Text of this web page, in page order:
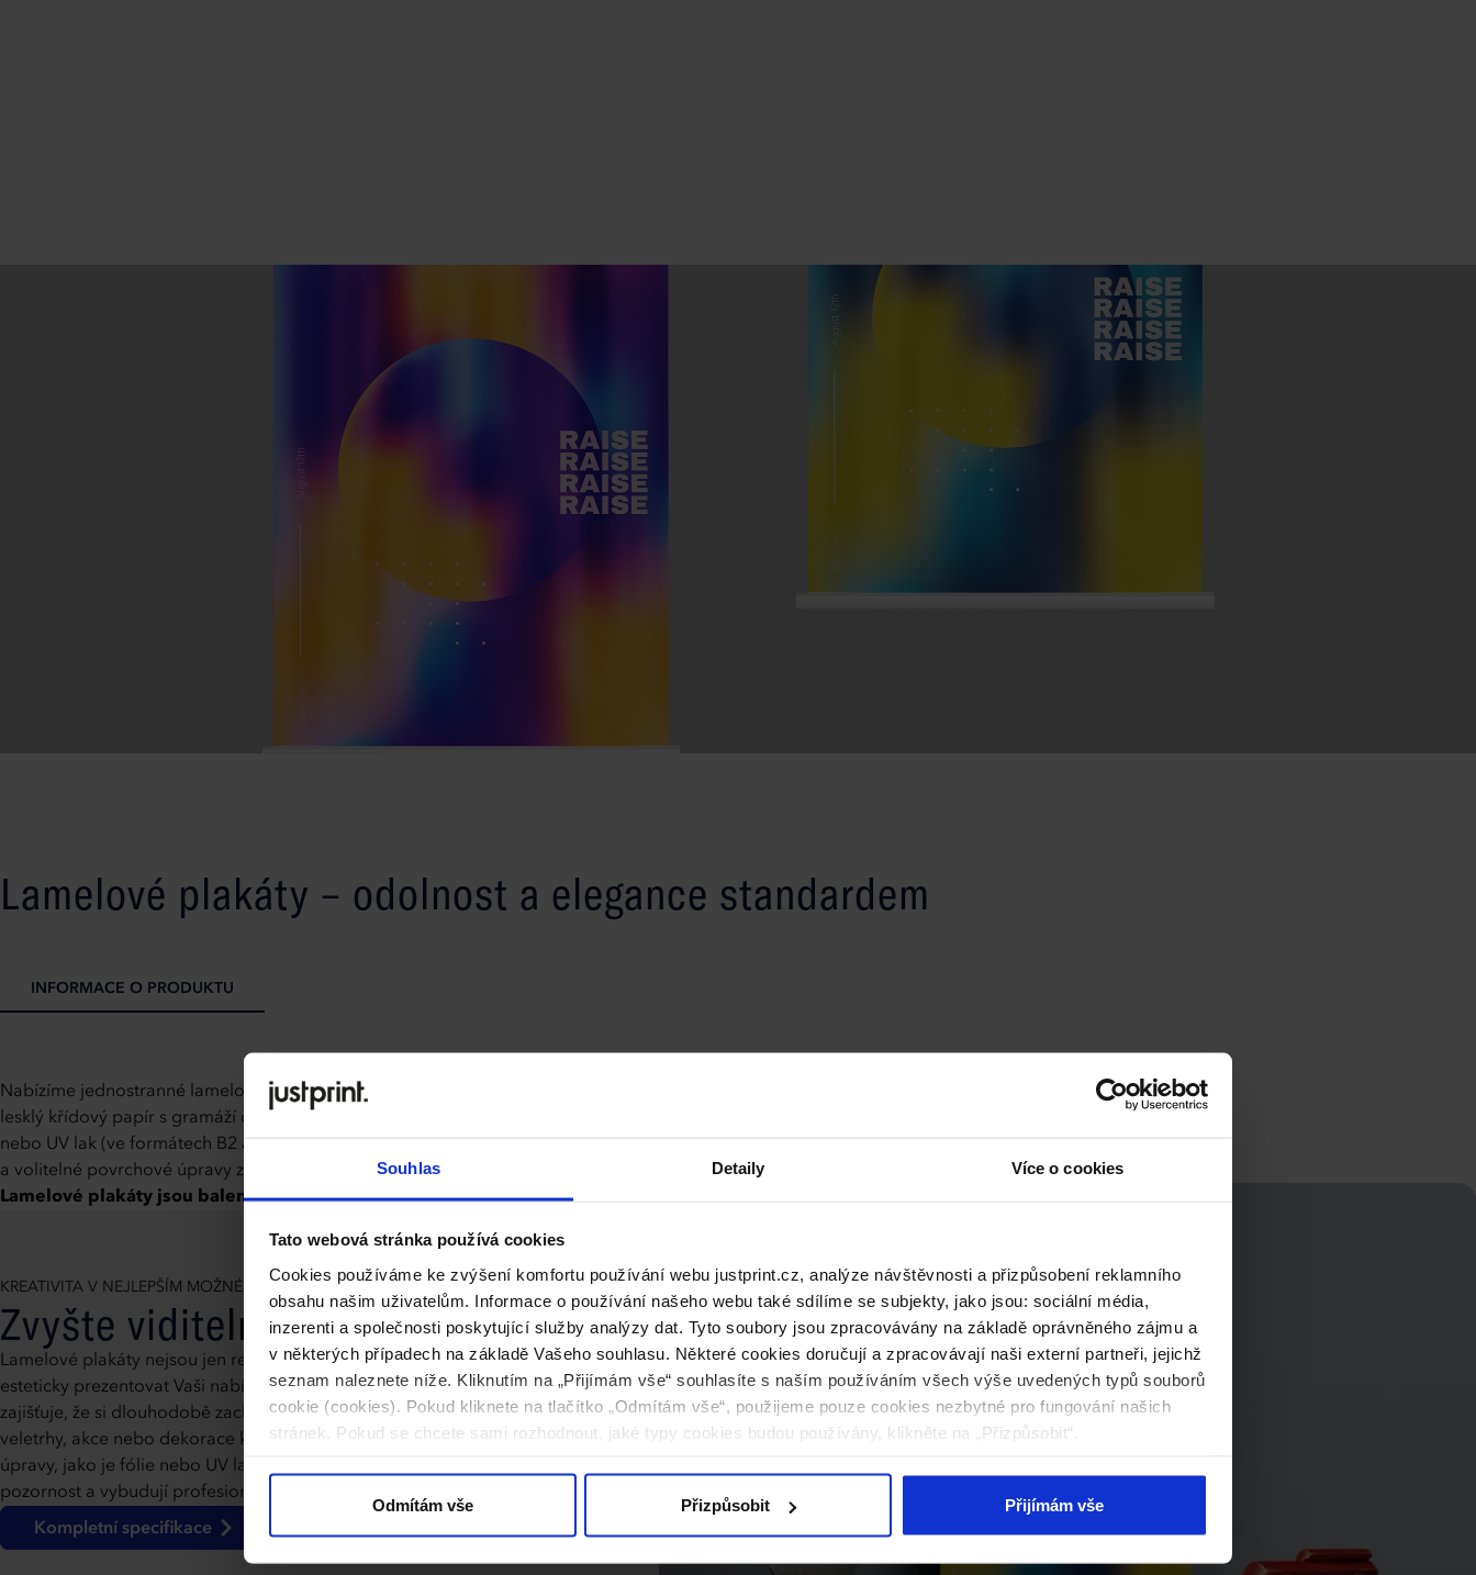
Souhlas Detaily Více o cookies
Tato webová stránka používá cookies
Cookies používáme ke zvýšení komfortu používání webu justprint.cz, analýze návštěvnosti a přizpůsobení reklamního
obsahu našim uživatelům. Informace o používání našeho webu také sdílíme se subjekty, jako jsou: sociální média,
inzerenti a společnosti poskytující služby analýzy dat. Tyto soubory jsou zpracovávány na základě oprávněného zájmu a
v některých případech na základě Vašeho souhlasu. Některé cookies doručují a zpracovávají naši externí partneři, jejichž
seznam naleznete níže. Kliknutím na „Přijímám vše“ souhlasíte s naším používáním všech výše uvedených typů souborů
cookie (cookies). Pokud kliknete na tlačítko „Odmítám vše“, použijeme pouze cookies nezbytné pro fungování našich
stránek. Pokud se chcete sami rozhodnout, jaké typy cookies budou používány, klikněte na „Přizpůsobit“.
Odmítám vše Přizpůsobit Přijímám vše
Lamelové plakáty – odolnost a elegance standardem
INFORMACE O PRODUKTU
Nabízíme jednostranné lamelové plakáty dostupné ve čtyřech formátech: A1, A2, B1 a B2. Tiskneme na matný nebo
lesklý křídový papír s gramáží od 170 do 350 g a pro ještě větší odolnost nabízíme laminaci (matnou nebo lesklou)
nebo UV lak (ve formátech B2 a A2). Každý plakát je zarámován lamelami v bílé, černé nebo stříbrné barvě. Tisk 4/0
a volitelné povrchové úpravy zajišťují, že Vaše projekty budou jedinečné a odolné proti poškození.
Lamelové plakáty jsou baleny po 50 kusech v bezpečných trojúhelníkových krabicích.
KREATIVITA V NEJLEPŠÍM MOŽNÉM RÁMU
Zvyšte viditelnost své značky
Lamelové plakáty nejsou jen reklamním nástrojem, ale také způsobem, jak
esteticky prezentovat Vaši nabídku. Jejich odolná konstrukce, zajištěná lamelami,
zajišťuje, že si dlouhodobě zachovají svůj vynikající vzhled. Ideální pro konference,
veletrhy, akce nebo dekorace kancelářských prostor. Díky možnostem povrchové
úpravy, jako je fólie nebo UV lak, Vaše grafika získá zářivé barvy, které přitáhnou
pozornost a vybudují profesionální image značky.
Kompletní specifikace